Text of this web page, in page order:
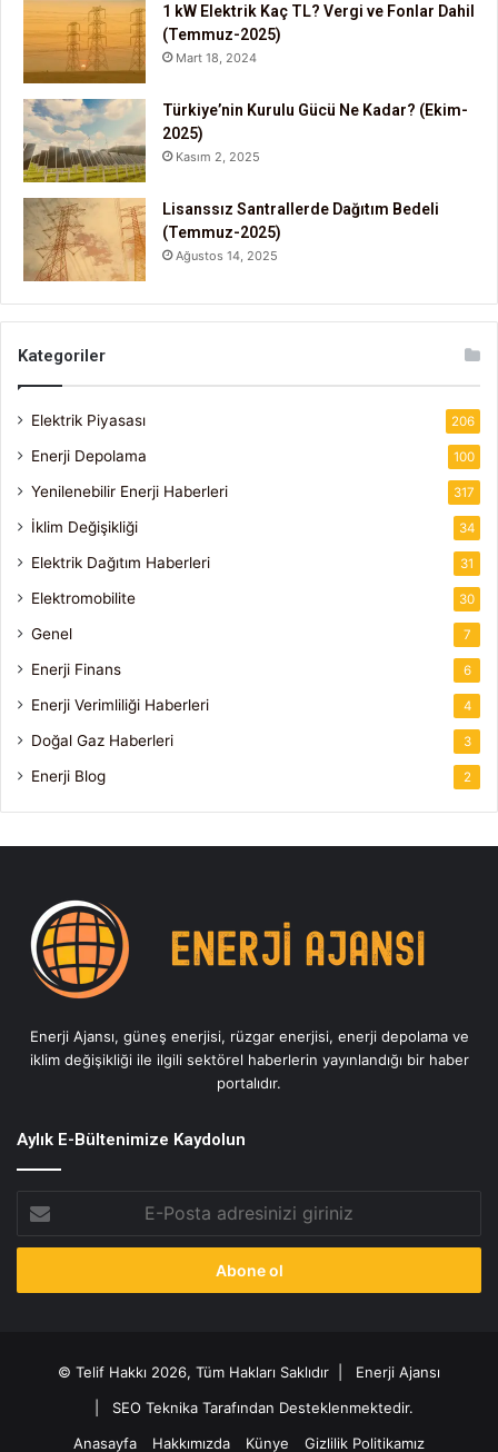
1 kW Elektrik Kaç TL? Vergi ve Fonlar Dahil
(Temmuz-2025)
Mart 18, 2024
Türkiye’nin Kurulu Gücü Ne Kadar? (Ekim-
2025)
Kasım 2, 2025
Lisanssız Santrallerde Dağıtım Bedeli
(Temmuz-2025)
Ağustos 14, 2025
Kategoriler
Elektrik Piyasası 206
Enerji Depolama 100
Yenilenebilir Enerji Haberleri 317
İklim Değişikliği 34
Elektrik Dağıtım Haberleri 31
Elektromobilite 30
Genel 7
Enerji Finans 6
Enerji Verimliliği Haberleri 4
Doğal Gaz Haberleri 3
Enerji Blog 2
Enerji Ajansı, güneş enerjisi, rüzgar enerjisi, enerji depolama ve
iklim değişikliği ile ilgili sektörel haberlerin yayınlandığı bir haber
portalıdır.
Aylık E-Bültenimize Kaydolun
Posta
adresinizi
© Telif Hakkı 2026, Tüm Hakları Saklıdır | Enerji Ajansı
SEO Teknika Tarafından Desteklenmektedir.
Anasayfa
Hakkımızda Künye Gizlilik Politikamız